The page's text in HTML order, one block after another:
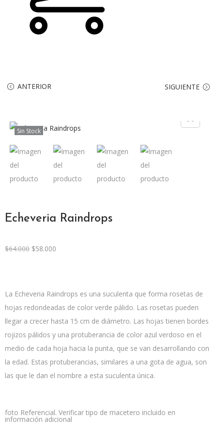
ANTERIOR SIGUIENTE
Sin Stock
Echeveria Raindrops
$64.000 $58.000
La Echeveria Raindrops es una suculenta que forma rosetas de
hojas redondeadas de color verde pálido. Las rosetas pueden
llegar a crecer hasta 15 cm de diámetro. Las hojas tienen bordes
rojizos pálidos y una protuberancia de color azul verdoso en el
medio de cada hoja hacia la punta, que se van desarrollando con
la edad. Estas protuberancias, similares a una gota de agua, son
las que le dan el nombre a esta suculenta única.
foto Referencial. Verificar tipo de macetero incluido en
información adicional